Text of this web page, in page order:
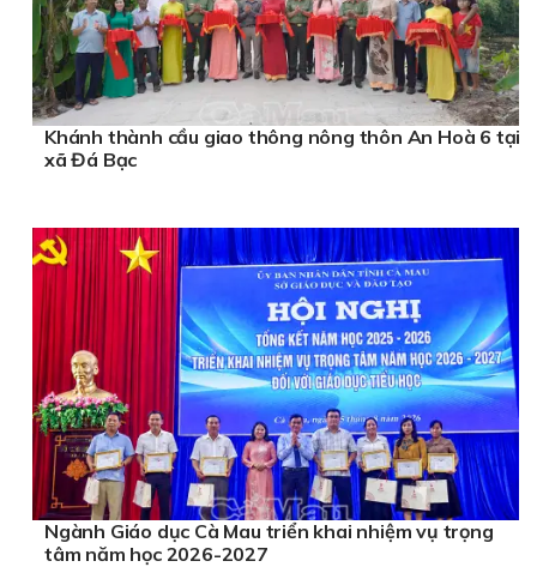
Khánh thành cầu giao thông nông thôn An Hoà 6 tại
xã Đá Bạc
Ngành Giáo dục Cà Mau triển khai nhiệm vụ trọng
tâm năm học 2026-2027